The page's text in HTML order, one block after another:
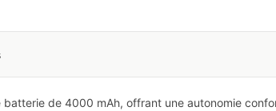
de 4000 mAh, offrant une autonomie